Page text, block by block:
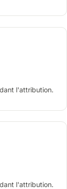
l'attribution.
l'attribution.